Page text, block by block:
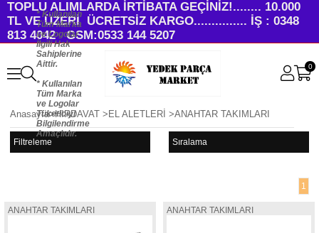
TOPLU ALIMLARDA İRTİBATA GEÇİNİZ!........ 10.000
TL VE ÜZERİ ÜCRETSİZ KARGO............... İŞ : 0348
813 4042 GSM:0533 144 5207
* Kullanılan
Tüm Marka
ve Logolar
İlgili Hak
Sahiplerine
Aittir.
* Kullanılan
Tüm Marka
ve Logolar
Tüketiciyi
Bilgilendirme
Amaçlıdır.
0
Anasayfa>HIRDAVAT> EL ALETLERİ >ANAHTAR TAKIMLARI
Filtreleme Sıralama
1
ANAHTAR TAKIMLARI ANAHTAR TAKIMLARI